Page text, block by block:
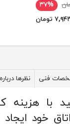
۳۷%
تومان
فنی نظرها
با هزینه
خود